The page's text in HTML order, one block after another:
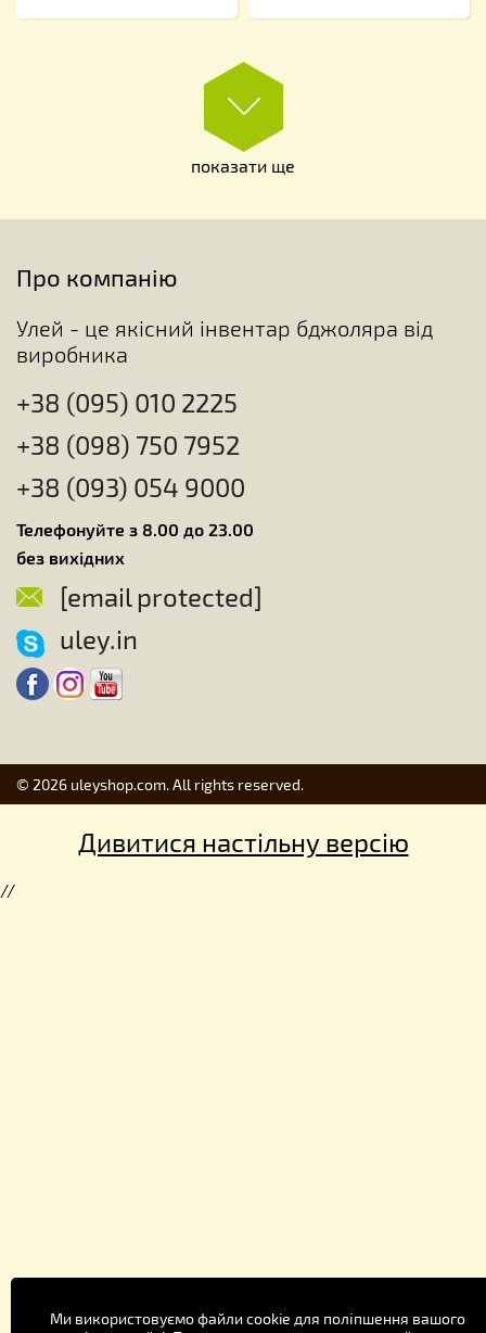
показати ще
Про компанію
Улей - це якісний інвентар бджоляра від
виробника
+38 (095) 010 2225
+38 (098) 750 7952
+38 (093) 054 9000
Телефонуйте з 8.00 до 23.00
без вихідних
[email protected]
uley.in
© 2026 uleyshop.com. All rights reserved.
Ми використовуємо файли cookie для поліпшення вашого
Дивитися настільну версію
//